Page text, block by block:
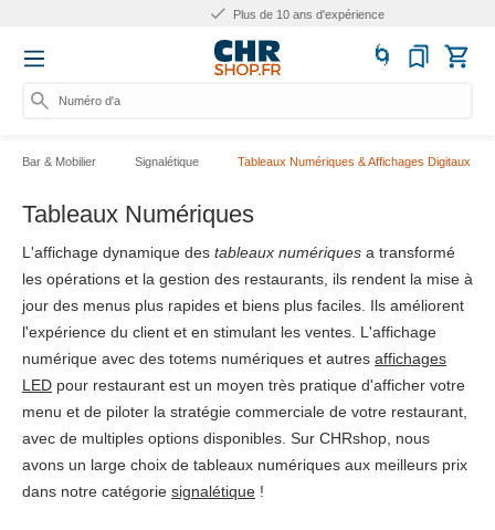
Plus de 10 ans d'expérience
Numéro d'article
Bar & Mobilier Signalétique Tableaux Numériques & Affichages Digitaux
Tableaux Numériques
L'affichage dynamique des tableaux numériques a transformé
les opérations et la gestion des restaurants, ils rendent la mise à
jour des menus plus rapides et biens plus faciles. Ils améliorent
l'expérience du client et en stimulant les ventes. L'affichage
numérique avec des totems numériques et autres affichages
LED pour restaurant est un moyen très pratique d'afficher votre
menu et de piloter la stratégie commerciale de votre restaurant,
avec de multiples options disponibles. Sur CHRshop, nous
avons un large choix de tableaux numériques aux meilleurs prix
dans notre catégorie signalétique !